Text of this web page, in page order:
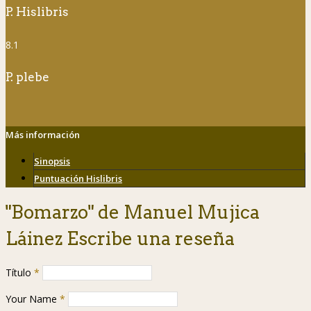
P. Hislibris
8.1
P. plebe
Más información
Sinopsis
Puntuación Hislibris
"Bomarzo" de Manuel Mujica
Láinez Escribe una reseña
Título *
Your Name *